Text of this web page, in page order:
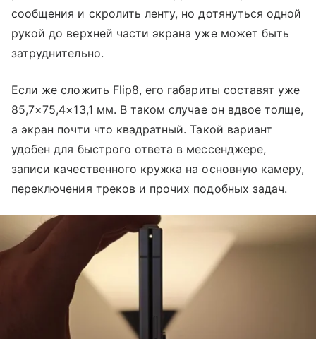
сообщения и скролить ленту, но дотянуться одной
рукой до верхней части экрана уже может быть
затруднительно.
Если же сложить Flip8, его габариты составят уже
85,7×75,4×13,1 мм. В таком случае он вдвое толще,
а экран почти что квадратный. Такой вариант
удобен для быстрого ответа в мессенджере,
записи качественного кружка на основную камеру,
переключения треков и прочих подобных задач.